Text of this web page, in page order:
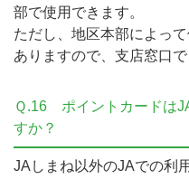
部で使用できます。
ただし、地区本部によっ
ありますので、支店窓口で
Ｑ.16
ポイントカードは
すか？
JAしまね以外のJAでの利